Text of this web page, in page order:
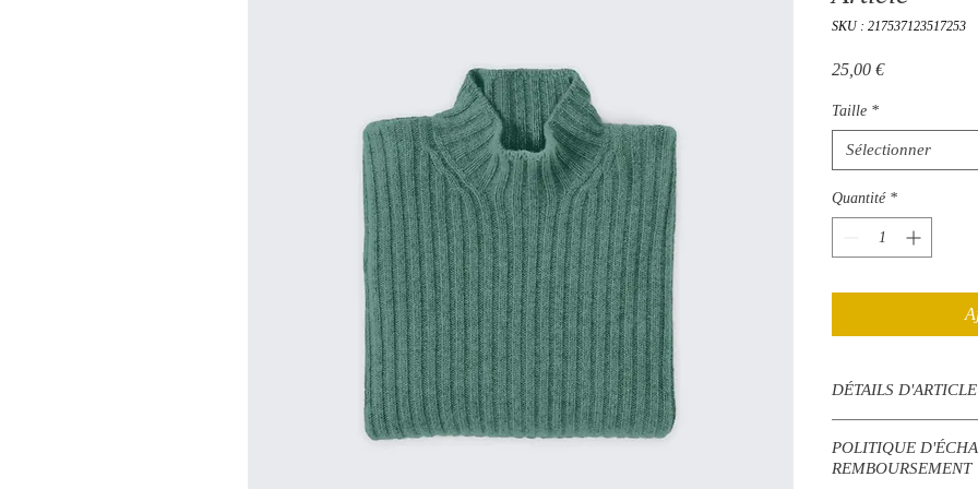
SKU : 217537123517253
25,00 €Prix
Taille *
Sélectionner
Quantité *
DÉTAILS D'ARTICLE
taille, matière et autres
idéal pour expliquer les
POLITIQUE
REMBOURSEMENT